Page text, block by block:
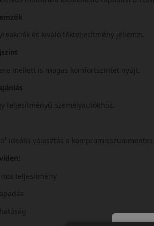
és kiváló fékteljesítmény jellemzi.
mellett is magas komfortszintet nyújt.
teljesítményű személyautókhoz.
ideális választás a
teljesítmény